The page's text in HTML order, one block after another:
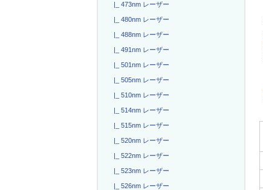
|_ 473nm レーザー
|_ 480nm レーザー
|_ 488nm レーザー
|_ 491nm レーザー
|_ 501nm レーザー
|_ 505nm レーザー
|_ 510nm レーザー
|_ 514nm レーザー
|_ 515nm レーザー
|_ 520nm レーザー
|_ 522nm レーザー
|_ 523nm レーザー
|_ 526nm レーザー